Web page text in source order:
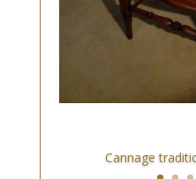
Cannage